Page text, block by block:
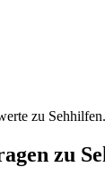
zu Sehhilfen.
zu